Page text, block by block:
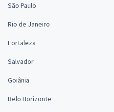
São Paulo
Rio de Janeiro
Fortaleza
Salvador
Goiânia
Belo Horizonte